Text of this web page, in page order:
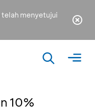
telah menyetujui
10%